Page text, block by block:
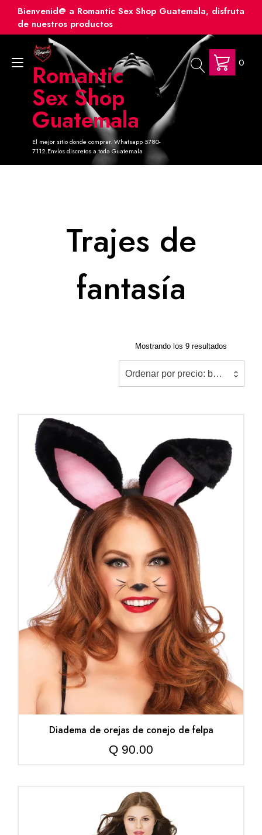
contenido
Bienvenid@ a Romantic Sex Shop Guatemala, disfruta
de nuestros productos
Romantic
Sex Shop
Guatemala
El mejor sitio donde comprar. Whatsapp 5780-
7112.Envíos discretos a toda Guatemala
Alternar
navegación
0
Trajes de
fantasía
Mostrando los 9 resultados
bajo
Ordenar por precio: bajo a alto
Diadema de orejas de conejo de felpa
Q 90.00